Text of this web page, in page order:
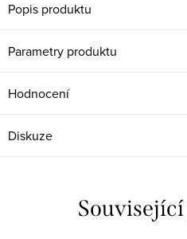
Popis produktu
Parametry produktu
Hodnocení
Diskuze